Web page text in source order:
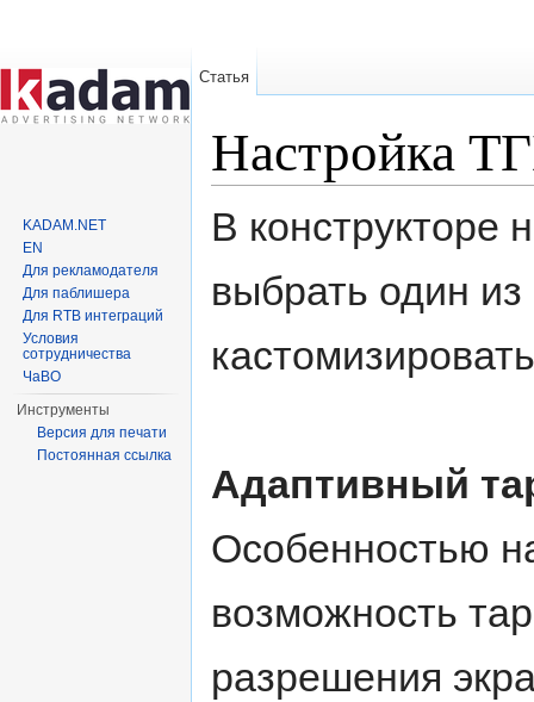
Настройка
Перейти к:навигация,поиск
В конструкторе
выбрать один
Адаптивный
Особенностью
возможность
разрешения
Статья
KADAM.NET
EN
Для рекламодателя
Для паблишера
Для RTB интеграций
Условия
сотрудничества
ЧаВО
Инструменты
Версия для печати
Постоянная ссылка